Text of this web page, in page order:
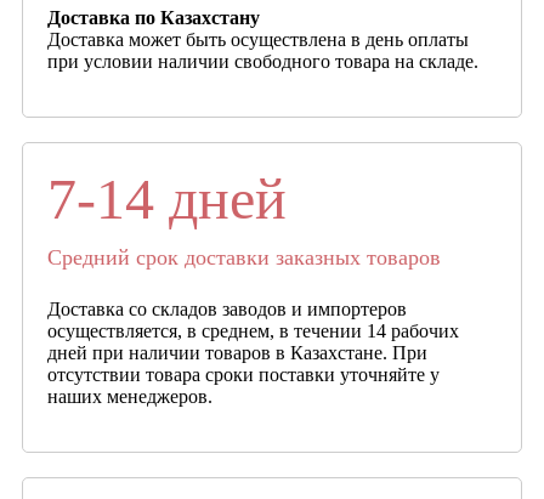
Доставка по Казахстану
Доставка может быть осуществлена в день оплаты
при условии наличии свободного товара на складе.
7-14 дней
Средний срок доставки заказных товаров
Доставка со складов заводов и импортеров
осуществляется, в среднем, в течении 14 рабочих
дней при наличии товаров в Казахстане. При
отсутствии товара сроки поставки уточняйте у
наших менеджеров.